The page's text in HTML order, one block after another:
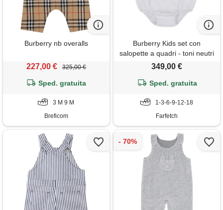
Burberry nb overalls
227,00 € 325,00 €
Sped. gratuita
3 M 9 M
Breficom
Burberry Kids set con
salopette a quadri - toni neutri
349,00 €
Sped. gratuita
1-3-6-9-12-18
Farfetch